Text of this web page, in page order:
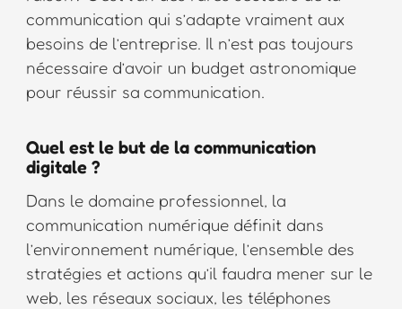
communication qui s’adapte vraiment aux
besoins de l’entreprise. Il n’est pas toujours
nécessaire d’avoir un budget astronomique
pour réussir sa communication.
Quel est le but de la communication
digitale ?
Dans le domaine professionnel, la
communication numérique définit dans
l’environnement numérique, l’ensemble des
stratégies et actions qu’il faudra mener sur le
web, les réseaux sociaux, les téléphones